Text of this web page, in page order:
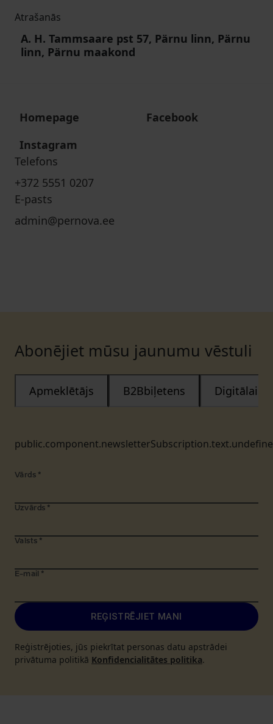
Atrašanās
A. H. Tammsaare pst 57, Pärnu linn, Pärnu
linn, Pärnu maakond
Homepage
Facebook
Instagram
Telefons
+372 5551 0207
E-pasts
admin@pernova.ee
Abonējiet mūsu jaunumu vēstuli
Apmeklētājs B2Bbiļetens Digitālais
Vārds *
Uzvārds *
Valsts *
E-mail *
REĢISTRĒJIET MANI
Reģistrējoties, jūs piekrītat personas datu apstrādei
privātuma politikā Konfidencialitātes politika.